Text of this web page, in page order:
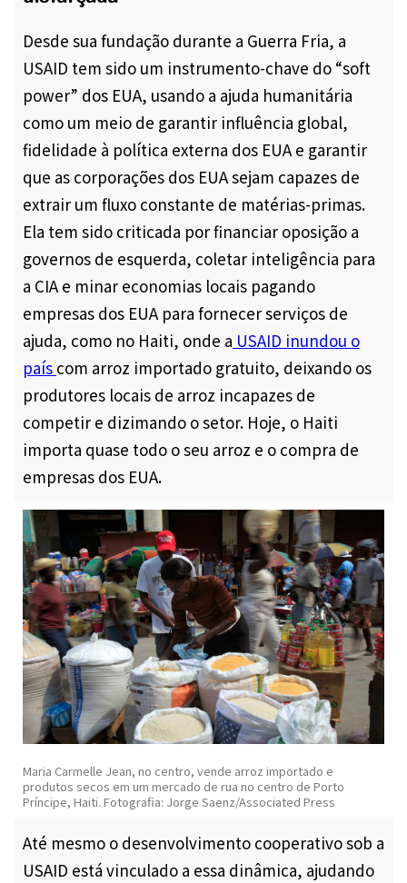
Desde sua fundação durante a Guerra Fria, a
USAID tem sido um instrumento-chave do “soft
power” dos EUA, usando a ajuda humanitária
como um meio de garantir influência global,
fidelidade à política externa dos EUA e garantir
que as corporações dos EUA sejam capazes de
extrair um fluxo constante de matérias-primas.
Ela tem sido criticada por financiar oposição a
governos de esquerda, coletar inteligência para
a CIA e minar economias locais pagando
empresas dos EUA para fornecer serviços de
ajuda, como no Haiti, onde a USAID inundou o
país com arroz importado gratuito, deixando os
produtores locais de arroz incapazes de
competir e dizimando o setor. Hoje, o Haiti
importa quase todo o seu arroz e o compra de
empresas dos EUA.
Maria Carmelle Jean, no centro, vende arroz importado e
produtos secos em um mercado de rua no centro de Porto
Príncipe, Haiti. Fotografia: Jorge Saenz/Associated Press
Até mesmo o desenvolvimento cooperativo sob a
USAID está vinculado a essa dinâmica, ajudando